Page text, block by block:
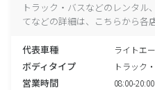
トラック・バスなどのレンタ
てなどの詳細は、こちらから各
代表車種 ライトエ
ボディタイプ トラック
営業時間 08:00-20:00